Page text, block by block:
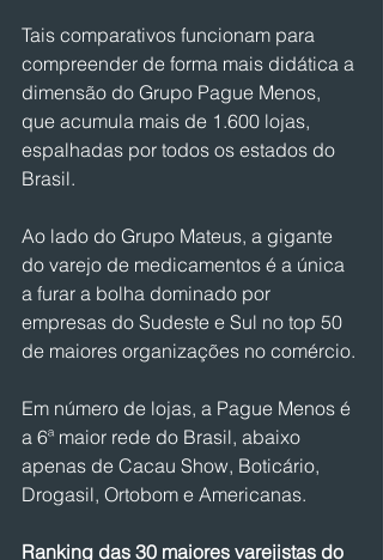
Tais comparativos funcionam para
compreender de forma mais didática a
dimensão do Grupo Pague Menos,
que acumula mais de 1.600 lojas,
espalhadas por todos os estados do
Brasil.
Ao lado do Grupo Mateus, a gigante
do varejo de medicamentos é a única
a furar a bolha dominado por
empresas do Sudeste e Sul no top 50
de maiores organizações no comércio.
Em número de lojas, a Pague Menos é
a 6ª maior rede do Brasil, abaixo
apenas de Cacau Show, Boticário,
Drogasil, Ortobom e Americanas.
Ranking das 30 maiores varejistas do